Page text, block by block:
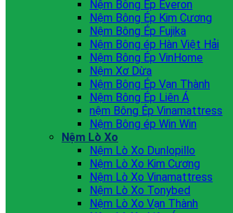
Nệm Bông Ép Everon
Nệm Bông Ép Kim Cương
Nệm Bông Ép Fujika
Nệm Bông ép Hàn Việt Hải
Nệm Bông Ép VinHome
Nệm Xơ Dừa
Nệm Bông Ép Vạn Thành
Nệm Bông Ép Liên Á
nệm Bông Ép Vinamattress
Nệm Bông ép Win Win
Nệm Lò Xo
Nệm Lò Xo Dunlopillo
Nệm Lò Xo Kim Cương
Nệm Lò Xo Vinamattress
Nệm Lò Xo Tonybed
Nệm Lò Xo Vạn Thành